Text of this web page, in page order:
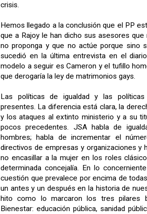
crisis.
Hemos llegado a la conclusión que el PP
que a Rajoy le han dicho sus asesores
no proponga y que no actúe porque sino
sucedió en la última entrevista en el
modelo a seguir es Cameron y el tufillo
que derogaría la ley de matrimonios gays.
Las políticas de igualdad y las
presentes. La diferencia está clara, la
y los ataques al extinto ministerio y a su
pocos precedentes. JSA habla de
hombres; habla de incrementar el
directivos de empresas y organizaciones y
no encasillar a la mujer en los roles
determinada concejalía. En lo
cuestión que prevalece por encima de
un antes y un después en la historia de
hito como lo marcaron los tres pilares
Bienestar: educación pública, sanidad